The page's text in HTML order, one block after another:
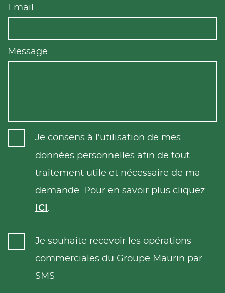
Email
Message
Je consens à l’utilisation de mes
données personnelles afin de tout
traitement utile et nécessaire de ma
demande. Pour en savoir plus cliquez
ICI .
Je souhaite recevoir les opérations
commerciales du Groupe Maurin par
SMS